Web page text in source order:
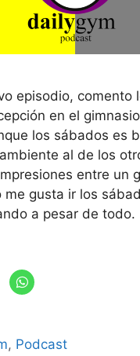
episodio, comento
en el
los sábados es
al de los
entre un
me gusta ir los
a pesar de
, Podcast